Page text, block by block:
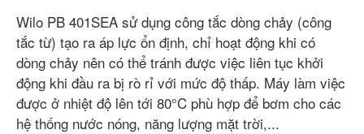
Wilo PB 401SEA sử dụng công tắc dòng chảy (công
tắc từ) tạo ra áp lực ổn định, chỉ hoạt động khi có
dòng chảy nên có thể tránh được việc liên tục khởi
động khi đầu ra bị rò rỉ với mức độ thấp. Máy làm việc
được ở nhiệt độ lên tới 80°C phù hợp để bơm cho các
hệ thống nước nóng, năng lượng mặt trời,...